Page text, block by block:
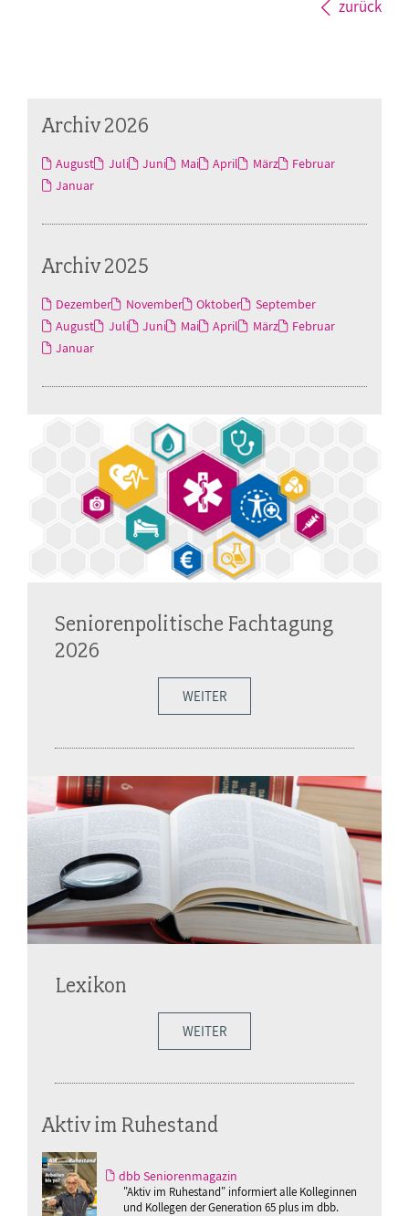
zurück
Archiv 2026
August Juli Juni Mai April März
Februar
Januar
Archiv 2025
Dezember November Oktober
September
August
Juli Juni Mai April März
Februar
Januar
Seniorenpolitische Fachtagung
2026
WEITER
Lexikon
WEITER
Aktiv im Ruhestand
dbb Seniorenmagazin
"Aktiv im Ruhestand" informiert alle Kolleginnen
und Kollegen der Generation 65 plus im dbb.